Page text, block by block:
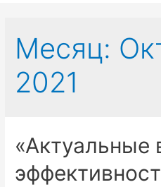
Месяц:
2021
«Актуальные